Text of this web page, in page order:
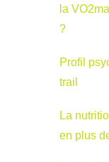
la
?
Profil
trail
La
en plus